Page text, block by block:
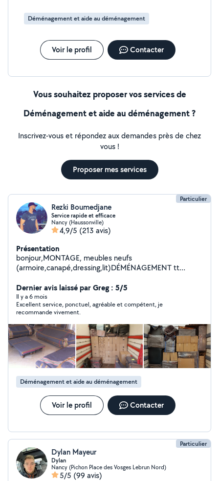
toi !! J'oublierai pas.
Déménagement et aide au déménagement
Voir le profil Contacter
Vous souhaitez proposer vos services de
Déménagement et aide au déménagement ?
Inscrivez-vous et répondez aux demandes près de chez
vous !
Proposer mes services
Particulier
Rezki Boumedjane
Service rapide et efficace
Nancy (Haussonville)
4,9/5 (213 avis)
Présentation
bonjour,MONTAGE, meubles neufs
(armoire,canapé,dressing,lit)DÉMÉNAGEMENT tt
remontage de vos meubles,BRICOLAGE fixation murale
(télé,installation cuisine équipée,lustre et
luminaires,robinetteries)
Dernier avis laissé par Greg : 5/5
Il y a 6 mois
Excellent service, ponctuel, agréable et compétent, je
recommande vivement.
Déménagement et aide au déménagement
Voir le profil Contacter
Particulier
Dylan Mayeur
Dylan
Nancy (Pichon Place des Vosges Lebrun Nord)
5/5 (99 avis)